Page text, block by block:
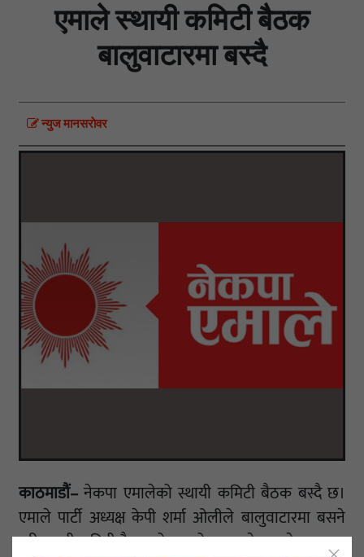
एमाले स्थायी कमिटी बैठक
बालुवाटारमा बस्दै
न्युज मानसराेवर
काठमाडौं–नेकपा एमालेको स्थायी कमिटी बैठक बस्दै छ।
एमाले पार्टी अध्यक्ष केपी शर्मा ओलीले बालुवाटारमा बसने
गरी स्थायी कमिटी बैठक बोलाएको सुवास नेम्वाङले बताए।